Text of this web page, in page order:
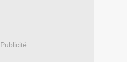
Publicité